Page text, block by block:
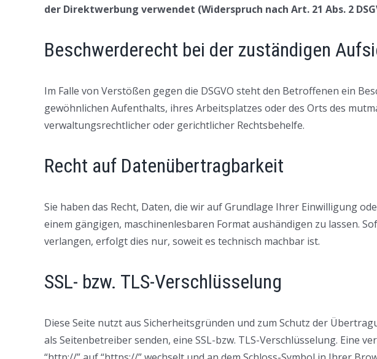
der Direktwerbung verwendet (Widerspruch nach Art. 21 Abs. 2
Beschwerderecht bei der zuständigen
Im Falle von Verstößen gegen die DSGVO steht den Betroffenen ein
gewöhnlichen Aufenthalts, ihres Arbeitsplatzes oder des Orts des
verwaltungsrechtlicher oder gerichtlicher Rechtsbehelfe.
Recht auf Datenübertragbarkeit
Sie haben das Recht, Daten, die wir auf Grundlage Ihrer Einwilligung
einem gängigen, maschinenlesbaren Format aushändigen zu lassen.
verlangen, erfolgt dies nur, soweit es technisch machbar ist.
SSL- bzw. TLS-Verschlüsselung
Diese Seite nutzt aus Sicherheitsgründen und zum Schutz der
als Seitenbetreiber senden, eine SSL-bzw. TLS-Verschlüsselung. Eine